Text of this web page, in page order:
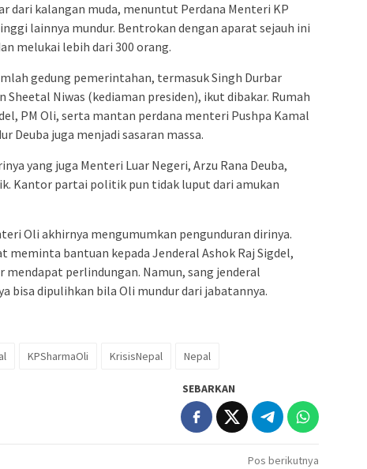
dari kalangan muda, menuntut Perdana Menteri KP
lainnya mundur. Bentrokan dengan aparat sejauh ini
melukai lebih dari 300 orang.
gedung pemerintahan, termasuk Singh Durbar
Niwas (kediaman presiden), ikut dibakar. Rumah
PM Oli, serta mantan perdana menteri Pushpa Kamal
Deuba juga menjadi sasaran massa.
yang juga Menteri Luar Negeri, Arzu Rana Deuba,
Kantor partai politik pun tidak luput dari amukan
Oli akhirnya mengumumkan pengunduran dirinya.
bantuan kepada Jenderal Ashok Raj Sigdel,
mendapat perlindungan. Namun, sang jenderal
bisa dipulihkan bila Oli mundur dari jabatannya.
KPSharmaOli KrisisNepal Nepal
SEBARKAN
Pos berikutnya